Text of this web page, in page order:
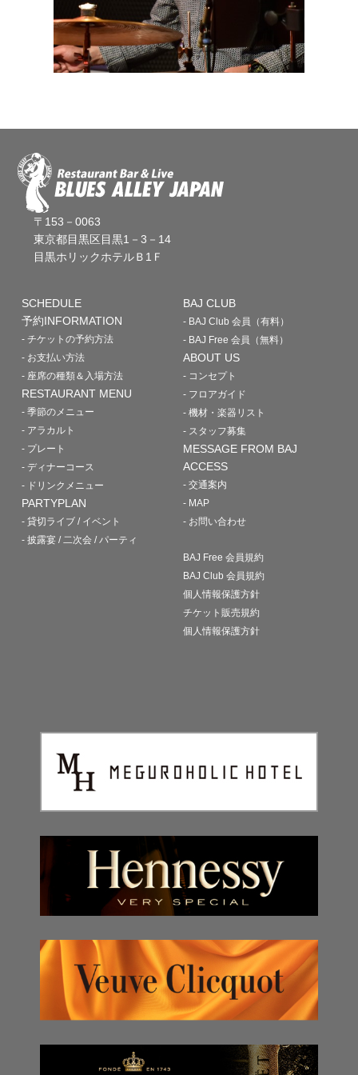
〒153－0063
東京都目黒区目黒1－3－14
目黒ホリックホテルＢ1Ｆ
SCHEDULE
予約INFORMATION
- チケットの予約方法
- お支払い方法
- 座席の種類＆入場方法
RESTAURANT MENU
- 季節のメニュー
- アラカルト
- プレート
- ディナーコース
- ドリンクメニュー
PARTYPLAN
- 貸切ライブ / イベント
- 披露宴 / 二次会 / パーティ
BAJ CLUB
- BAJ Club 会員（有料）
- BAJ Free 会員（無料）
ABOUT US
- コンセプト
- フロアガイド
- 機材・楽器リスト
- スタッフ募集
MESSAGE FROM BAJ
ACCESS
- 交通案内
- MAP
- お問い合わせ
BAJ Free 会員規約
BAJ Club 会員規約
個人情報保護方針
チケット販売規約
個人情報保護方針